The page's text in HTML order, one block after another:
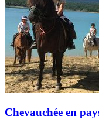
Chevauchée en